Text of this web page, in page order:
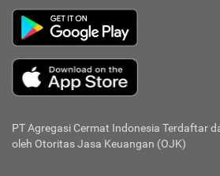
PT Agregasi Cermat Indonesia Terdaftar
oleh Otoritas Jasa Keuangan (OJK)